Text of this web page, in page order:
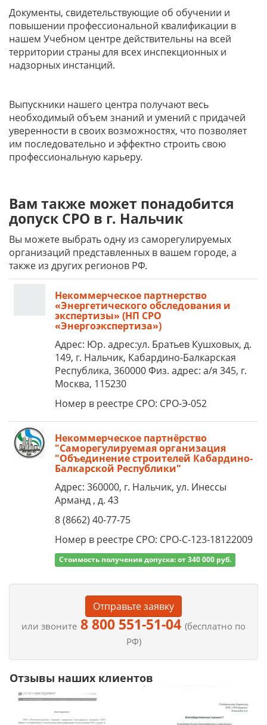
Документы, свидетельствующие об обучении и
повышении профессиональной квалификации в
нашем Учебном центре действительны на всей
территории страны для всех инспекционных и
надзорных инстанций.
Выпускники нашего центра получают весь
необходимый объем знаний и умений с придачей
уверенности в своих возможностях, что позволяет
им последовательно и эффектно строить свою
профессиональную карьеру.
Вам также может понадобится
допуск СРО в г. Нальчик
Вы можете выбрать одну из саморегулируемых
организаций представленных в вашем городе, а
также из других регионов РФ.
Некоммерческое партнерство
«Энергетического обследования и
экспертизы» (НП СРО
«Энергоэкспертиза»)
Адрес: Юр. адрес:ул. Братьев Кушховых, д.
149, г. Нальчик, Кабардино-Балкарская
Республика, 360000 Физ. адрес: а/я 345, г.
Москва, 115230
Номер в реестре СРО: СРО-Э-052
Некоммерческое партнёрство
"Саморегулируемая организация
"Объединение строителей Кабардино-
Балкарской Республики"
Адрес: 360000, г. Нальчик, ул. Инессы
Арманд , д. 43
8 (8662) 40-77-75
Номер в реестре СРО: СРО-С-123-18122009
Стоимость получения допуска: от 340 000 руб.
Отправьте заявку
или звоните 8 800 551-51-04 (бесплатно по
РФ)
Отзывы наших клиентов